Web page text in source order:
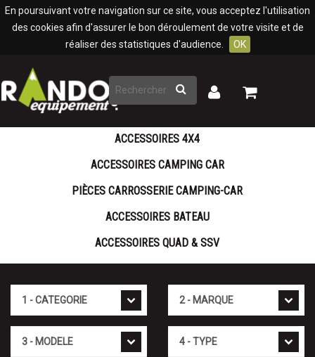
En poursuivant votre navigation sur ce site, vous acceptez l'utilisation
des cookies afin d'assurer le bon déroulement de votre visite et de
réaliser des statistiques d'audience.
OK
Rechercher
Mon
Mon
ACCESSOIRES 4X4
ACCESSOIRES CAMPING CAR
PIÈCES CARROSSERIE CAMPING-CAR
ACCESSOIRES BATEAU
ACCESSOIRES QUAD & SSV
Panneau de gestion des cookies